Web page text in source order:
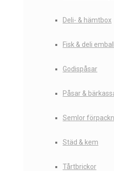
Deli- & hämtbox
Fisk & deli
Godispåsar
Påsar &
Semlor
Städ & kem
Tårtbrickor